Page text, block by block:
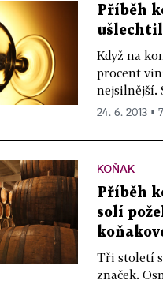
Příběh
Když na
procent
nejsilnější.
24. 6. 2013 ▪
KOŇAK
Příběh
solí
Tři století
značek.